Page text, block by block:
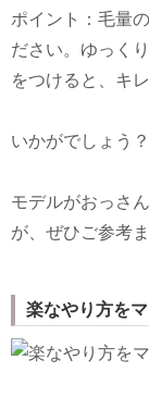
ポイント：毛量
ださい。ゆっく
をつけると、キ
いかがでしょう？
モデルがおっさ
が、ぜひご参考
楽なやり方を